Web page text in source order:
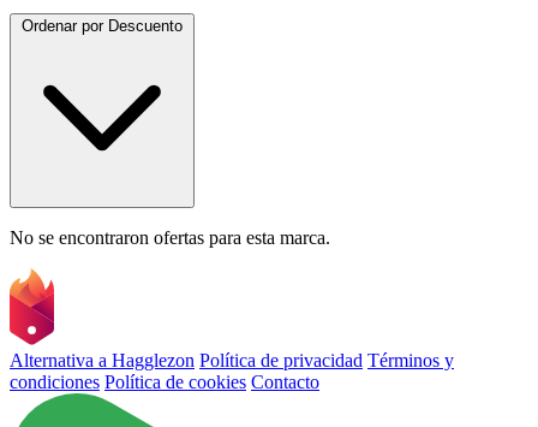
Ordenar por Descuento
No se encontraron ofertas para esta marca.
Alternativa a Hagglezon Política de privacidad Términos y
condiciones Política de cookies Contacto